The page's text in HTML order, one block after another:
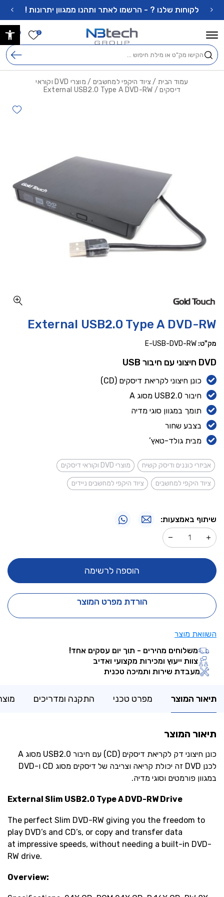
Skip to Content
לקוחות שלנו ? - הרשמו לאתר ותהנו ממגוון יתרונות !
0 הרשימה
חיפוש
עמוד הבית/ ציוד היקפי למחשבים /
מוצרי DVD וקוראי
דיסקים/ External USB2.0 Type A DVD-RW
External USB2.0 Type A DVD-RW
מק"ט: E-USB-DVD-RW
DVD חיצוני עם חיבור USB
כונן חיצוני לקריאת דיסקים (CD)
חיבור USB2.0 מסוג A
תומך במגוון סוגי מדיה
בצבע שחור
מבית גולד-טאץ’
אביזרי כוננים ודיסק קשיח מוצרי DVD וקוראי דיסקים
ציוד היקפי למחשבים ציוד היקפי למחשבים ניידים
שיתוף באמצעות:
הוספה לרשימה
הורדת מפרט המוצר
השוואת מוצר
משלוחים מהירים - תוך יום עסקים אחד!
צוות ייעוץ ומכירות מקצועי ואדיב
מעבדת שירות ותמיכה טכנית
תיאור המוצר מפרט טכני התקנה ומדריכים
תיאור המוצר
‏כונן חיצוני דק לקריאת דיסקים (CD) עם חיבור USB2.0 מסוג A
לכנן DVD זה יכולת קריאה וצריבה של דיסקים מסוג CD ו-DVD
במגוון פורמטים וסוגי מדיה.
External Slim USB2.0 Type ADVD-RW Drive
The perfect Slim DVD-RW giving you the freedom to
play DVD’s and CD’s, or copy and transfer data
at impressive speeds, without needing a built-in DVD-
RW drive.
Overview:
בחזרה למעלה